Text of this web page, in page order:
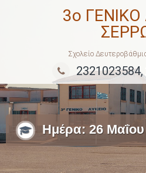
3ο ΓΕΝΙΚΟ
Σχολείο
Ημέρα: 26